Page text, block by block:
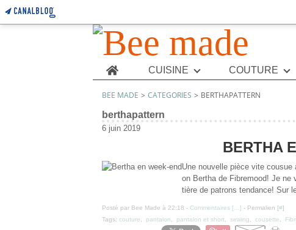
Home CUISINE COUTURE
BEE MADE > CATEGORIES > BERTHAPATTERN
berthapattern
6 juin 2019
BERTHA
Une nouvelle pièce vite
on Bertha de Fibremood! Je ne
tière de patrons tendance! Sur
Posté par Bee Made à 22:18 - Commentaires [ ] - Permalien [#]
Tags: couture pantalon pantalon et short sewing cousette